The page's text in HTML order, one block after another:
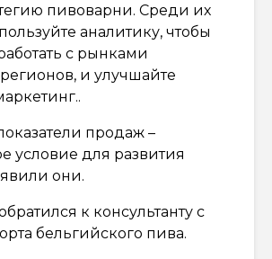
пивоварни. Среди их
аналитику, чтобы
с рынками
и улучшайте
продаж –
условие для развития
они.
к консультанту с
бельгийского пива.